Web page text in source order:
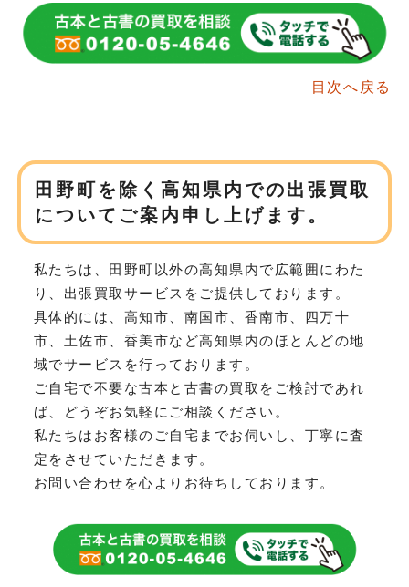
目次へ戻る
田野町を除く高知県内での出張買取
についてご案内申し上げます。
私たちは、田野町以外の高知県内で広範囲にわた
り、 出張買取サービスをご提供しております。
具体的には、高知市、南国市、香南市、四万十
市、土佐市、香美市など高知県内のほとんどの地
域でサービスを行っております。
ご自宅で不要な古本と古書の買取をご検討であれ
ば、どうぞお気軽にご相談ください。
私たちはお客様のご自宅までお伺いし、丁寧に査
定をさせていただきます。
お問い合わせを心よりお待ちしております。